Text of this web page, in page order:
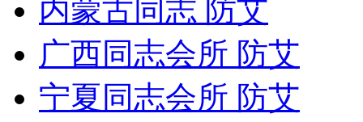
内蒙古同志 防艾
广西同志会所 防艾
宁夏同志会所 防艾